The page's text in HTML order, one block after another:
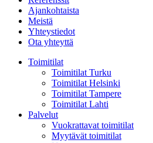
Ajankohtaista
Meistä
Yhteystiedot
Ota yhteyttä
Toimitilat
Toimitilat Turku
Toimitilat Helsinki
Toimitilat Tampere
Toimitilat Lahti
Palvelut
Vuokrattavat toimitilat
Myytävät toimitilat